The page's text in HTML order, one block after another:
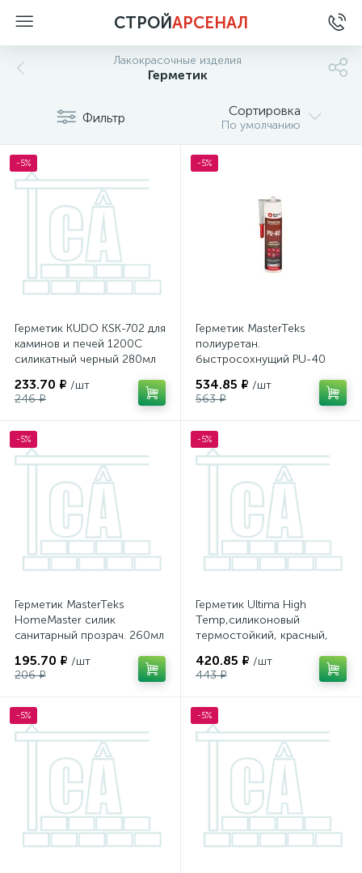
СТРОЙАРСЕНАЛ
Лакокрасочные изделия
Герметик
Фильтр Сортировка
По умолчанию
-5%
Герметик KUDO KSK-702 для
каминов и печей 1200С
силикатный черный 280мл
233.70 ₽ /шт
246 ₽
-5%
Герметик MasterTeks
полиуретан.
быстросохнущий PU-40
534.85 ₽ /шт
563 ₽
-5%
Герметик MasterTeks
HomeMaster силик
санитарный прозрач. 260мл
195.70 ₽ /шт
206 ₽
-5%
Герметик Ultima High
Temp,силиконовый
термостойкий, красный,
420.85 ₽ /шт
443 ₽
-5% -5%